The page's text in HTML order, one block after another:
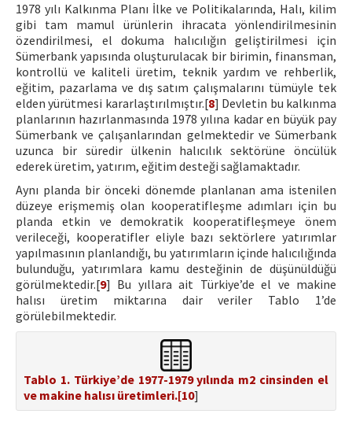
1978 yılı Kalkınma Planı İlke ve Politikalarında, Halı, kilim
gibi tam mamul ürünlerin ihracata yönlendirilmesinin
özendirilmesi, el dokuma halıcılığın geliştirilmesi için
Sümerbank yapısında oluşturulacak bir birimin, finansman,
kontrollü ve kaliteli üretim, teknik yardım ve rehberlik,
eğitim, pazarlama ve dış satım çalışmalarını tümüyle tek
elden yürütmesi kararlaştırılmıştır.[8] Devletin bu kalkınma
planlarının hazırlanmasında 1978 yılına kadar en büyük pay
Sümerbank ve çalışanlarından gelmektedir ve Sümerbank
uzunca bir süredir ülkenin halıcılık sektörüne öncülük
ederek üretim, yatırım, eğitim desteği sağlamaktadır.
Aynı planda bir önceki dönemde planlanan ama istenilen
düzeye erişmemiş olan kooperatifleşme adımları için bu
planda etkin ve demokratik kooperatifleşmeye önem
verileceği, kooperatifler eliyle bazı sektörlere yatırımlar
yapılmasının planlandığı, bu yatırımların içinde halıcılığında
bulunduğu, yatırımlara kamu desteğinin de düşünüldüğü
görülmektedir.[9] Bu yıllara ait Türkiye’de el ve makine
halısı üretim miktarına dair veriler Tablo 1’de
görülebilmektedir.
Tablo 1. Türkiye’de 1977-1979 yılında m2 cinsinden el
ve makine halısı üretimleri.[10]